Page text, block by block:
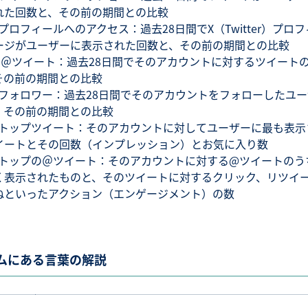
た回数と、その前の期間との比較
ロフィールへのアクセス：過去28日間でX（Twitter）プロフ
ジがユーザーに表示された回数と、その前の期間との比較
ツイート：過去28日間でそのアカウントに対するツイート
の前の期間との比較
ォロワー：過去28日間でそのアカウントをフォローしたユ
その前の期間との比較
ップツイート：そのアカウントに対してユーザーに最も表
ートとその回数（インプレッション）とお気に入り数
ップの＠ツイート：そのアカウントに対する@ツイートの
表示されたものと、そのツイートに対するクリック、リツイ
といったアクション（エンゲージメント）の数
にある言葉の解説